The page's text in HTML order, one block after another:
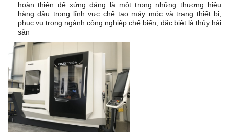
hoàn thiện để xứng đáng là một trong những thương hiệu
hàng đầu trong lĩnh vực chế tạo máy móc và trang thiết bị,
phục vụ trong ngành công nghiệp chế biến, đặc biệt là thủy hải
sản